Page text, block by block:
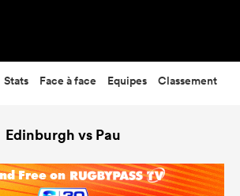
Stats Face à face Equipes Classement
Edinburgh vs Pau